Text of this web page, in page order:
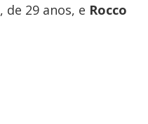
, de 29 anos, e Rocco